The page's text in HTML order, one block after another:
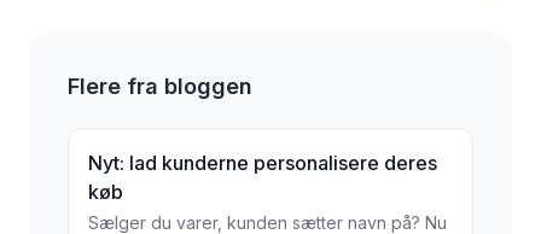
Flere fra bloggen
Nyt: lad kunderne personalisere deres
køb
Sælger du varer, kunden sætter navn på? Nu